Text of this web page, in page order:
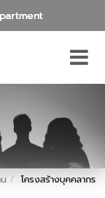
โครงสร้างบุคคลากร